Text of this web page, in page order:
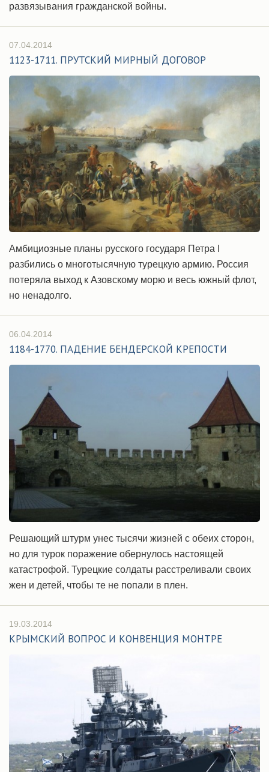
развязывания гражданской войны.
07.04.2014
1123-1711. ПРУТСКИЙ МИРНЫЙ ДОГОВОР
Амбициозные планы русского государя Петра I
разбились о многотысячную турецкую армию. Россия
потеряла выход к Азовскому морю и весь южный флот,
но ненадолго.
06.04.2014
1184-1770. ПАДЕНИЕ БЕНДЕРСКОЙ КРЕПОСТИ
Решающий штурм унес тысячи жизней с обеих сторон,
но для турок поражение обернулось настоящей
катастрофой. Турецкие солдаты расстреливали своих
жен и детей, чтобы те не попали в плен.
19.03.2014
КРЫМСКИЙ ВОПРОС И КОНВЕНЦИЯ МОНТРЕ